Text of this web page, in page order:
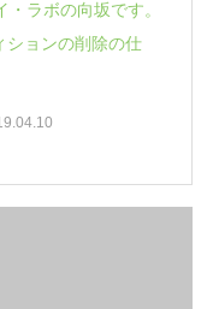
ラボの向坂です。
ションの削除の仕